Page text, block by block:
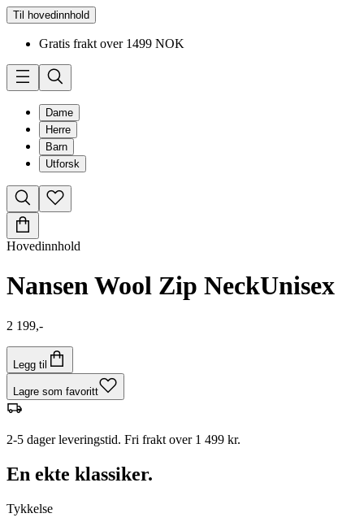
Til hovedinnhold
Gratis frakt over 1499 NOK
Dame
Herre
Barn
Utforsk
Hovedinnhold
Nansen Wool Zip NeckUnisex
2 199,-
Legg til
Lagre som favoritt
2-5 dager leveringstid. Fri frakt over 1 499 kr.
En ekte klassiker.
Tykkelse